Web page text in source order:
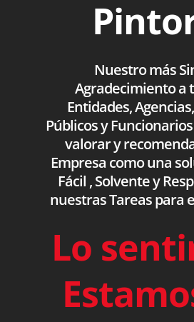
Nuestro más
Agradecimiento a
Entidades,
Públicos y
valorar y
Empresa como una
Fácil , Solvente y
nuestras Tareas para
Lo